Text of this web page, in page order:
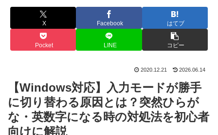
X Facebook はてブ
Pocket LINE コピー
2020.12.21 2026.06.14
【Windows対応】入力モードが勝手
に切り替わる原因とは？突然ひらが
な・英数字になる時の対処法を初心者
向けに解説